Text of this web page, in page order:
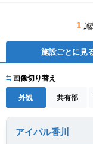
1
施設ごとに見
画像切り替え
外観 共有部
アイパル香川